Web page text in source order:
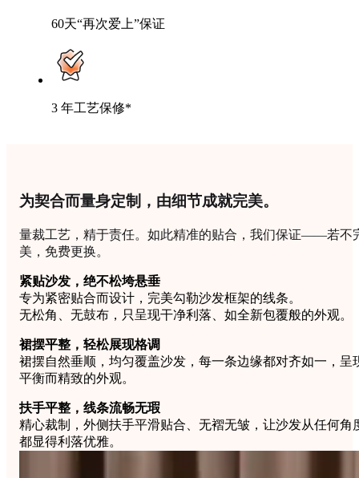
60天“再次爱上”保证
3 年工艺保修*
为契合而量身定制，由细节成就完美。
量裁工艺，精于责任。如此精准的贴合，我们保证——若不
美，免费更换。
紧贴沙发，绝不松垮悬垂
专为紧密贴合而设计，完美勾勒沙发框架的线条。
无松角、无鼓布，只呈现干净利落、如全新包覆般的外观。
裙摆平整，轻松展现格调
裙摆自然垂顺，均匀覆盖沙发，每一条边缘都对齐如一，呈
平衡而精致的外观。
扶手平整，线条流畅无瑕
精心裁制，外侧扶手平滑贴合、无褶无皱，让沙发从任何角
都显得利落优雅。